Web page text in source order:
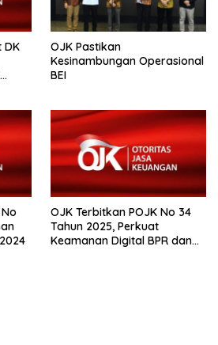
DK
OJK Pastikan
Kesinambungan Operasional
BEI
OJK Terbitkan POJK No 34
Tahun 2025, Perkuat
Keamanan Digital BPR dan